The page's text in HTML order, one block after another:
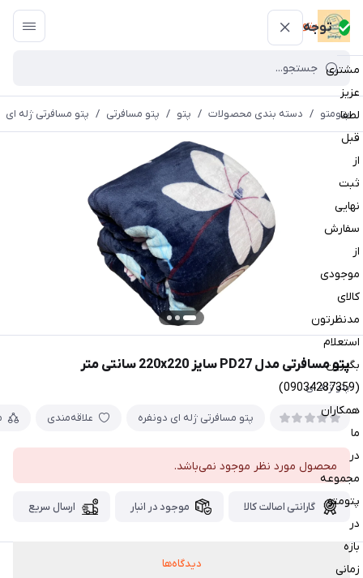
توجه
مشتری
عزیز
لطفا
قبل
از
ثبت
نهایی
سفارش
از
موجودی
کالای
مدنظرتون
استعلام
بگیرین
(09034287359)
همکاران
ما
در
مجموعه
پتومتو
در
بازه
زمانی
پتومتو
پتومتو / دسته بندی محصولات / پتو / پتو مسافرتی / پتو مسافرتی ژله ای
پتو مسافرتی مدل PD27 سایز 220x220 سانتی متر
پتو ژله ای
پتو مسافرتی ژله ای دونفره علاقه‌مندی
محصول مورد نظر موجود نمی‌باشد.
گارانتی اصالت کالا موجود در انبار ارسال سریع
دیدگاه‌ها